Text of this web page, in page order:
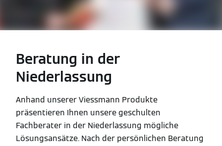
Beratung in der
Niederlassung
Anhand unserer Viessmann Produkte
präsentieren Ihnen unsere geschulten
Fachberater in der Niederlassung mögliche
Lösungsansätze. Nach der persönlichen Beratung